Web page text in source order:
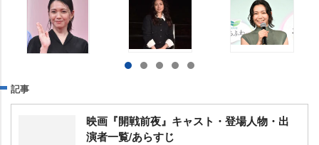
記事
映画『開戦前夜』キャスト・登場人物・出
演者一覧/あらすじ